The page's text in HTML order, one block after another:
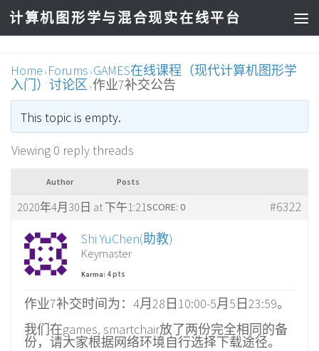
计算机图形学与混合现实在线平台
Home › Forums › GAMES在线课程（现代计算机图形学
入门）讨论区 › 作业7补交公告
This topic is empty.
Viewing 0 reply threads
Author Posts
2020年4月30日 at 下午1:21 #6322
SCORE: 0
Shi YuChen(助教)
Keymaster
Karma: 4 pts
作业7补交时间为：4月28日10:00-5月5日23:59。
我们在games, smartchair放了两份完全相同的备
份，请大家根据网络环境自行选择下载途径。